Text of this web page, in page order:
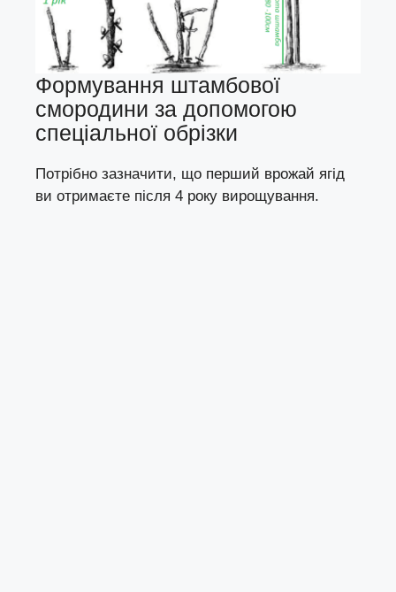
Формування штамбової
смородини за допомогою
спеціальної обрізки
Потрібно зазначити, що перший врожай ягід
ви отримаєте після 4 року вирощування.